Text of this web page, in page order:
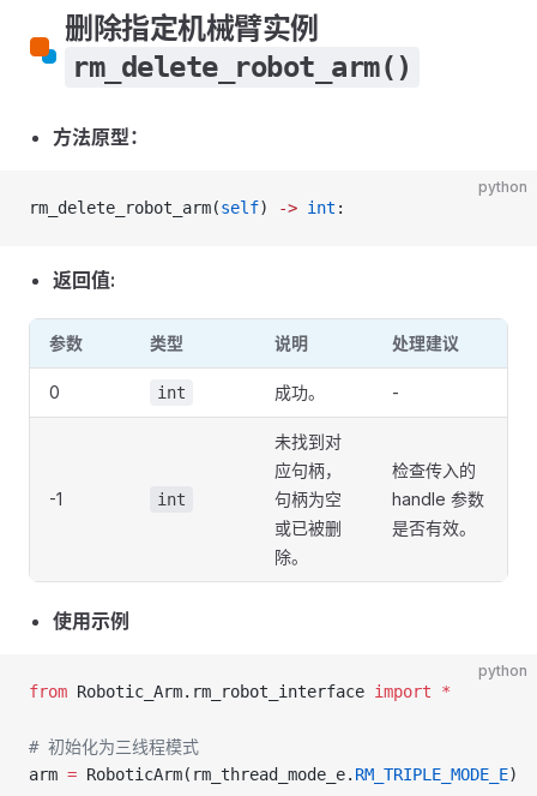
删除指定机械臂实例
rm_delete_robot_arm()
方法原型：
python
rm_delete_robot_arm(self) -> int :
返回值:
参数 类型 说明 处理建议
0 int 成功。 -
-1 int
未找到对
应句柄，
句柄为空
或已被删
除。
检查传入的
handle 参数
是否有效。
使用示例
python
from Robotic_Arm.rm_robot_interface import *
# 初始化为三线程模式
arm = RoboticArm(rm_thread_mode_e. RM_TRIPLE_MODE_E)